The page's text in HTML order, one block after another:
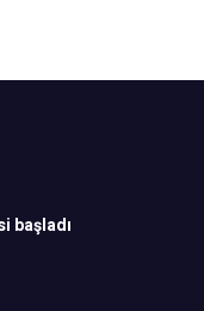
başladı